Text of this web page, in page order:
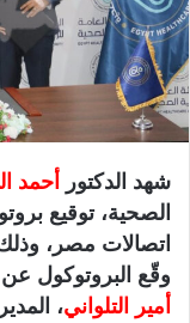
و
ن
ي
ا
شهد الدكتور أحمد
الصحية، توقيع
اتصالات مصر،
وقّع البروتوكول عن
أمير التلواني،